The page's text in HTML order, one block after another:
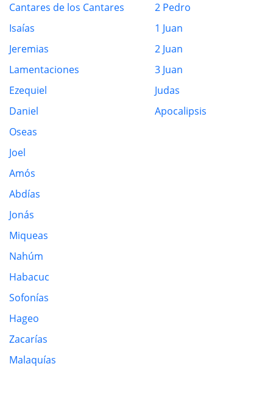
Cantares de los Cantares
Isaías
Jeremias
Lamentaciones
Ezequiel
Daniel
Oseas
Joel
Amós
Abdías
Jonás
Miqueas
Nahúm
Habacuc
Sofonías
Hageo
Zacarías
Malaquías
2 Pedro
1 Juan
2 Juan
3 Juan
Judas
Apocalipsis